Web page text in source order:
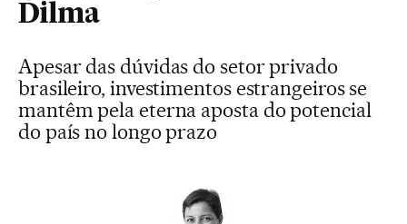
Dilma
Apesar das dúvidas do setor privado
brasileiro, investimentos estrangeiros se
mantêm pela eterna aposta do potencial
do país no longo prazo